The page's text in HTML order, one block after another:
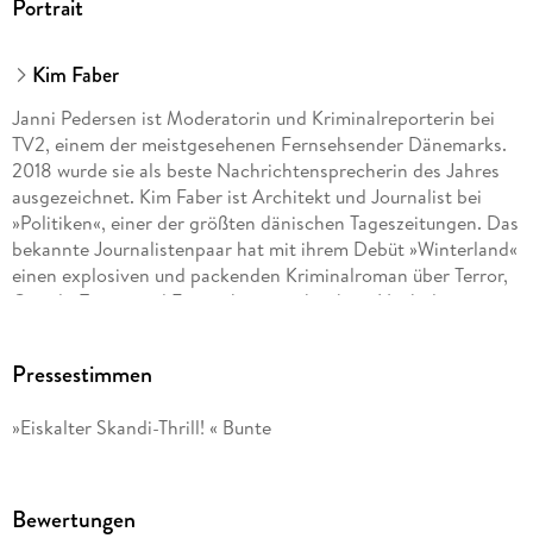
Portrait
Kim Faber
Janni Pedersen ist Moderatorin und Kriminalreporterin bei
TV2, einem der meistgesehenen Fernsehsender Dänemarks.
2018 wurde sie als beste Nachrichtensprecherin des Jahres
ausgezeichnet. Kim Faber ist Architekt und Journalist bei
»Politiken«, einer der größten dänischen Tageszeitungen. Das
bekannte Journalistenpaar hat mit ihrem Debüt »Winterland«
einen explosiven und packenden Kriminalroman über Terror,
Gewalt, Trauer und Einsamkeit geschrieben. Nach dem
und Signe Kristiansen die SPIEGEL-Bestsellerliste im Sturm
Pressestimmen
»Eiskalter Skandi-Thrill! « Bunte
Bewertungen